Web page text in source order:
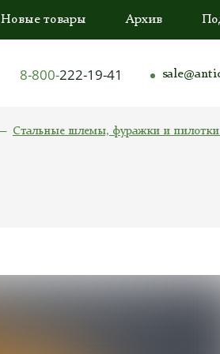
Новые товары Архив
8-800-222-19-41
Стальные шлемы, фуражки и